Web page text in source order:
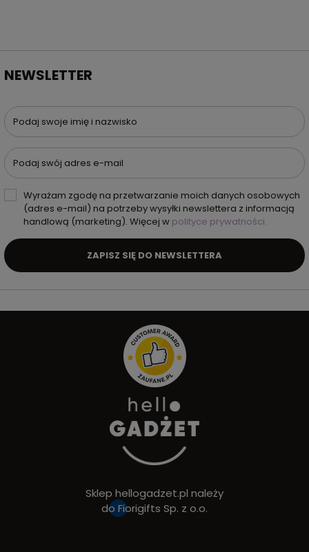
NEWSLETTER
Podaj swoje imię i nazwisko
Podaj swój adres e-mail
Wyrażam zgodę na przetwarzanie moich danych osobowych
(adres e-mail) na potrzeby wysyłki newslettera z informacją
handlową (marketing). Więcej w polityce prywatności.
ZAPISZ SIĘ DO NEWSLETTERA
Sklep hellogadzet.pl należy
do Fiorigifts Sp. z o.o.